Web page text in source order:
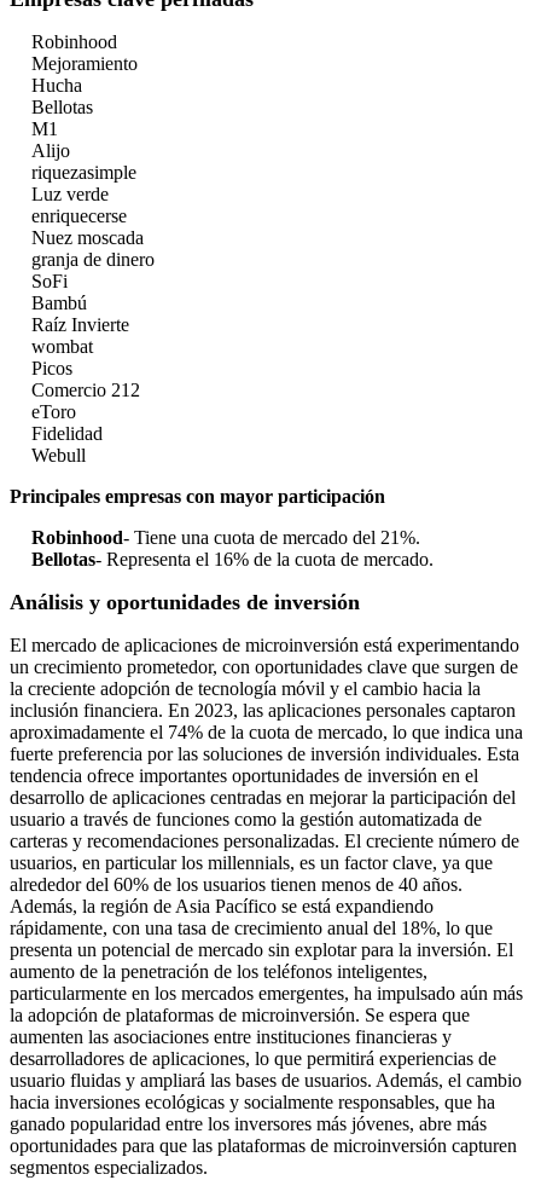
Robinhood
Mejoramiento
Hucha
Bellotas
M1
Alijo
riquezasimple
Luz verde
enriquecerse
Nuez moscada
granja de dinero
SoFi
Bambú
Raíz Invierte
wombat
Picos
Comercio 212
eToro
Fidelidad
Webull
Principales empresas con mayor participación
Robinhood- Tiene una cuota de mercado del 21%.
Bellotas- Representa el 16% de la cuota de mercado.
Análisis y oportunidades de inversión
El mercado de aplicaciones de microinversión está experimentando
un crecimiento prometedor, con oportunidades clave que surgen de
la creciente adopción de tecnología móvil y el cambio hacia la
inclusión financiera. En 2023, las aplicaciones personales captaron
aproximadamente el 74% de la cuota de mercado, lo que indica una
fuerte preferencia por las soluciones de inversión individuales. Esta
tendencia ofrece importantes oportunidades de inversión en el
desarrollo de aplicaciones centradas en mejorar la participación del
usuario a través de funciones como la gestión automatizada de
carteras y recomendaciones personalizadas. El creciente número de
usuarios, en particular los millennials, es un factor clave, ya que
alrededor del 60% de los usuarios tienen menos de 40 años.
Además, la región de Asia Pacífico se está expandiendo
rápidamente, con una tasa de crecimiento anual del 18%, lo que
presenta un potencial de mercado sin explotar para la inversión. El
aumento de la penetración de los teléfonos inteligentes,
particularmente en los mercados emergentes, ha impulsado aún más
la adopción de plataformas de microinversión. Se espera que
aumenten las asociaciones entre instituciones financieras y
desarrolladores de aplicaciones, lo que permitirá experiencias de
usuario fluidas y ampliará las bases de usuarios. Además, el cambio
hacia inversiones ecológicas y socialmente responsables, que ha
ganado popularidad entre los inversores más jóvenes, abre más
oportunidades para que las plataformas de microinversión capturen
segmentos especializados.